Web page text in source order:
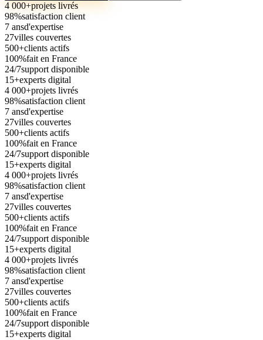
4 000+projets livrés
98%satisfaction client
7 ansd'expertise
27villes couvertes
500+clients actifs
100%fait en France
24/7support disponible
15+experts digital
4 000+projets livrés
98%satisfaction client
7 ansd'expertise
27villes couvertes
500+clients actifs
100%fait en France
24/7support disponible
15+experts digital
4 000+projets livrés
98%satisfaction client
7 ansd'expertise
27villes couvertes
500+clients actifs
100%fait en France
24/7support disponible
15+experts digital
4 000+projets livrés
98%satisfaction client
7 ansd'expertise
27villes couvertes
500+clients actifs
100%fait en France
24/7support disponible
15+experts digital